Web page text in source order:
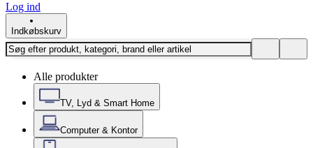
Log ind
Indkøbskurv
Alle produkter
TV, Lyd & Smart Home
Computer & Kontor